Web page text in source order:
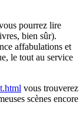
pourrez lire
bien sûr).
affabulations et
le tout au service
vous trouverez
scènes encore